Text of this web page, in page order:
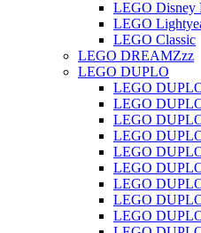
LEGO Disney
LEGO
LEGO Classic
LEGO DREAMZzz
LEGO DUPLO
LEGO
LEGO
LEGO
LEGO
LEGO
LEGO
LEGO
LEGO
LEGO